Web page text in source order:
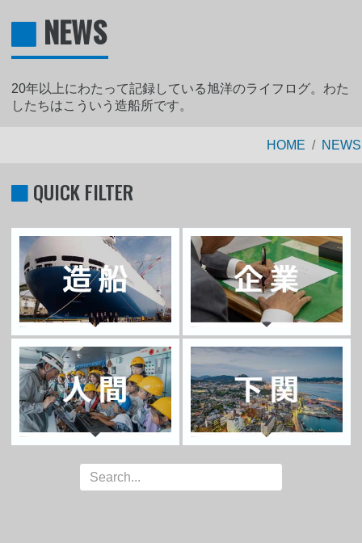
NEWS
20年以上にわたって記録している旭洋のライフログ。わた
したちはこういう造船所です。
HOME NEWS
QUICK FILTER